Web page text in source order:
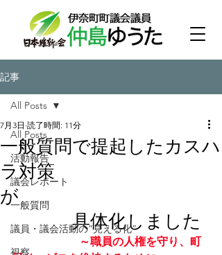
記事
All Posts
活動報告
議会レポート
一般質問
議員・議会活動の“見える化”
視察
All Posts
一般質問で提起したカスハ
ラ対策
が
具体化しました
7月3日 読了時間: 11分
～職員の人権を守り、町